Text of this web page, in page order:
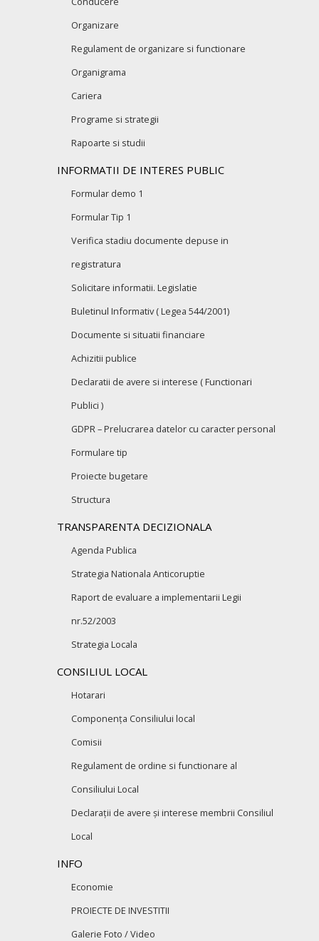
Organizare
Regulament de organizare si functionare
Organigrama
Cariera
Programe si strategii
Rapoarte si studii
INFORMATII DE INTERES PUBLIC
Formular demo 1
Formular Tip 1
Verifica stadiu documente depuse in
registratura
Solicitare informatii. Legislatie
Buletinul Informativ ( Legea 544/2001)
Documente si situatii financiare
Achizitii publice
Declaratii de avere si interese ( Functionari
Publici )
GDPR – Prelucrarea datelor cu caracter personal
Formulare tip
Proiecte bugetare
Structura
TRANSPARENTA DECIZIONALA
Agenda Publica
Strategia Nationala Anticoruptie
Raport de evaluare a implementarii Legii
nr.52/2003
Strategia Locala
CONSILIUL LOCAL
Hotarari
Componența Consiliului local
Comisii
Regulament de ordine si functionare al
Consiliului Local
Declarații de avere și interese membrii Consiliul
Local
INFO
Economie
PROIECTE DE INVESTITII
Galerie Foto / Video